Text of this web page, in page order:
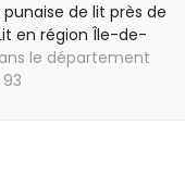
de lit près de
en région Île-de-
le département